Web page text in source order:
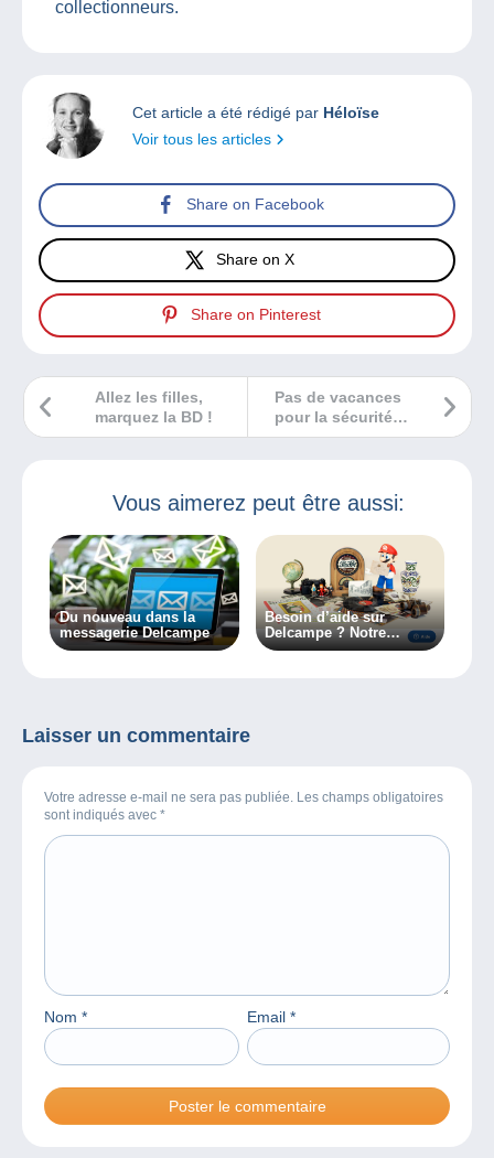
collectionneurs.
Cet article a été rédigé par Héloïse
Voir tous les articles
Share on Facebook
Share on X
Share on Pinterest
Pas de vacances
pour la sécurité
des vendeurs sur
Allez les filles,
marquez la BD !
Vous aimerez peut être aussi:
Du nouveau dans la
messagerie Delcampe
Besoin d’aide sur
Delcampe ? Notre
Service Clientèle
Laisser un commentaire
Votre adresse e-mail ne sera pas publiée. Les champs obligatoires
sont indiqués avec *
Nom * Email *